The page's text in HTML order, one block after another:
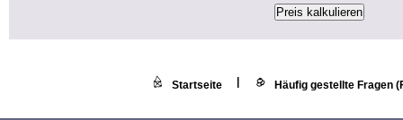
Startseite Häufig gestellte Fragen